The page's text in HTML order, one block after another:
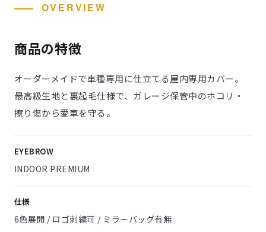
OVERVIEW
商品の特徴
オーダーメイドで車種専用に仕立てる屋内専用カバー。
最高級生地と裏起毛仕様で、ガレージ保管中のホコリ・
擦り傷から愛車を守る。
EYEBROW
INDOOR PREMIUM
仕様
6色展開 / ロゴ刺繍可 / ミラーバッグ有無